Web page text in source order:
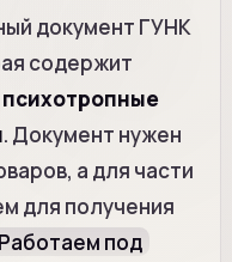
документ ГУНК
содержит
психотропные
. Документ нужен
а для части
для получения
Работаем под